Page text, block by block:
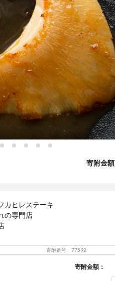
寄附金額
カヒレステーキ
の専門店
寄附番号 77592
寄附金額：